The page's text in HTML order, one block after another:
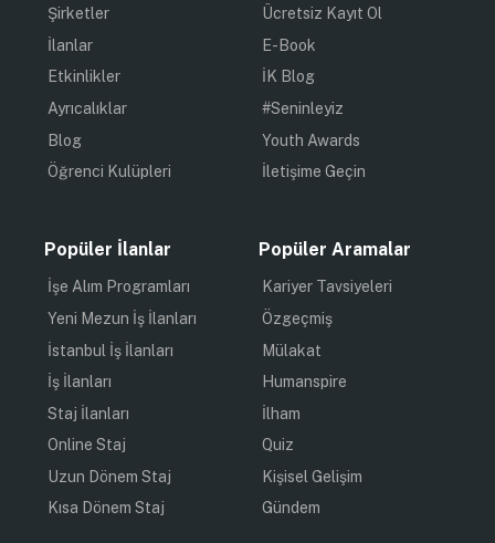
Şirketler
İlanlar
Etkinlikler
Ayrıcalıklar
Blog
Öğrenci Kulüpleri
Ücretsiz Kayıt Ol
E-Book
İK Blog
#Seninleyiz
Youth Awards
İletişime Geçin
Popüler İlanlar
İşe Alım Programları
Yeni Mezun İş İlanları
İstanbul İş İlanları
İş İlanları
Staj İlanları
Online Staj
Uzun Dönem Staj
Kısa Dönem Staj
Popüler Aramalar
Kariyer Tavsiyeleri
Özgeçmiş
Mülakat
Humanspire
İlham
Quiz
Kişisel Gelişim
Gündem